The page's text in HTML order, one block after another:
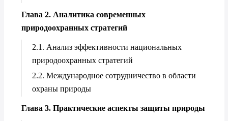
Глава 2. Аналитика современных
природоохранных стратегий
2.1. Анализ эффективности национальных
природоохранных стратегий
2.2. Международное сотрудничество в области
охраны природы
Глава 3. Практические аспекты защиты природы